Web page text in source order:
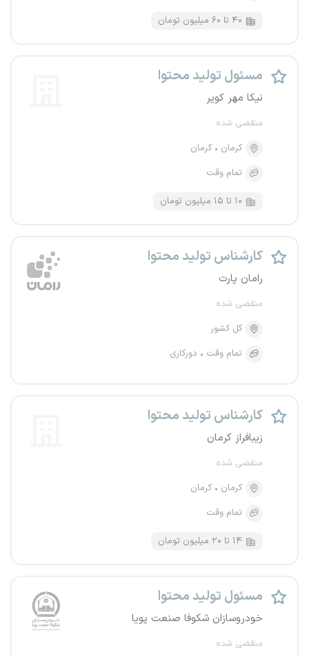
۴۰ تا ۶۰ میلیون تومان
مسئول تولید محتوا
نیکا مهر کویر
منقضی شده
کرمان
کرمان
تمام وقت
۱۰ تا ۱۵ میلیون تومان
کارشناس تولید محتوا
رامان پارت
منقضی شده
کل کشور
تمام وقت
دورکاری
کارشناس تولید محتوا
زیبافراز کرمان
منقضی شده
کرمان
کرمان
تمام وقت
۱۴ تا ۲۰ میلیون تومان
مسئول تولید محتوا
خودروسازان شکوفا صنعت پویا
منقضی شده